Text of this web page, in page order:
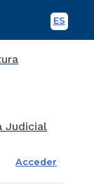
ES
Acceder